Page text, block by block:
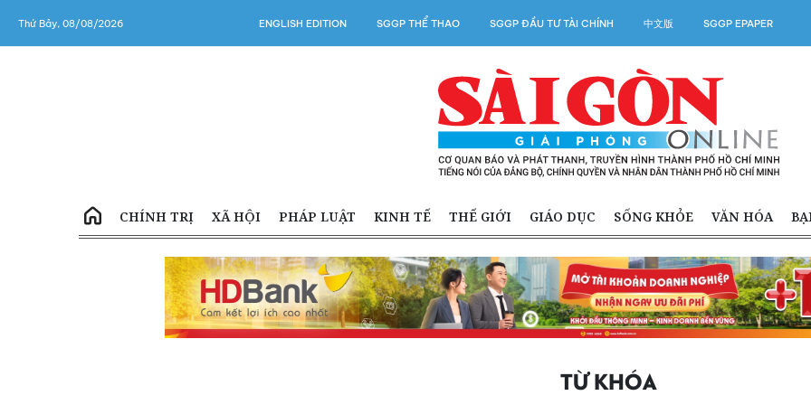
Thứ Bảy, 08/08/2026 ENGLISH EDITION SGGP THỂ THAO SGGP ĐẦU TƯ TÀI CHÍNH 中文版 SGGP EPAPER
CHÍNH TRỊ XÃ HỘI PHÁP LUẬT KINH TẾ THẾ GIỚI GIÁO DỤC SỐNG KHỎE VĂN HÓA
TỪ KHÓA